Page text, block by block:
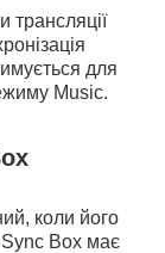
трансляції
для
Music.
коли його
Sync Box має